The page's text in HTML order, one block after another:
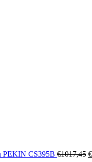
PEKIN CS395B €1017,45 €